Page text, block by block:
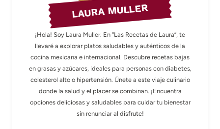
LAURA MULLER
¡Hola! Soy Laura Muller. En “Las Recetas de Laura”, te
llevaré a explorar platos saludables y auténticos de la
cocina mexicana e internacional. Descubre recetas bajas
en grasas y azúcares, ideales para personas con diabetes,
colesterol alto o hipertensión. Únete a este viaje culinario
donde la salud y el placer se combinan. ¡Encuentra
opciones deliciosas y saludables para cuidar tu bienestar
sin renunciar al disfrute!